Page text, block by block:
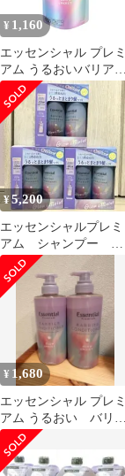
¥ 1,160
エッセンシャル プレミ
アム うるおいバリアコ
ンディショナー グロウ
＆モイスト つめかえ
340ml [グロウ&モイス
ト] [コンディショナー]
¥5,200
エッセンシャルプレミ
アム シャンプー コ
ンディショナー ミニ
トリートメント付き
¥ 1,680
エッセンシャル プレミ
アム うるおい バリ
ア コンディショナー